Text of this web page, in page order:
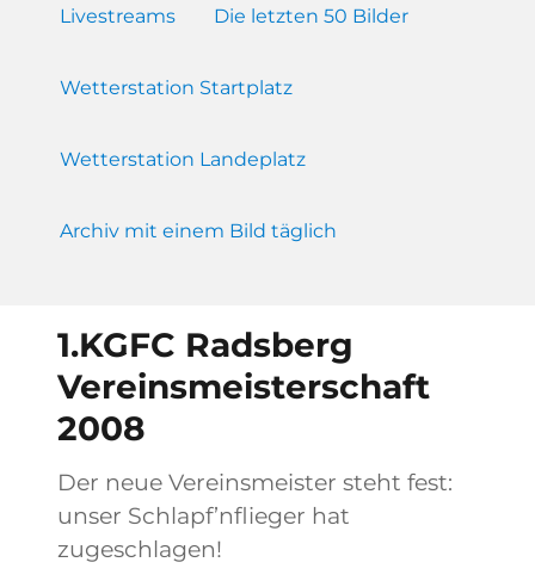
Livestreams Die letzten 50 Bilder
Wetterstation Startplatz
Wetterstation Landeplatz
Archiv mit einem Bild täglich
1.KGFC Radsberg
Vereinsmeisterschaft
2008
Der neue Vereinsmeister steht fest:
unser Schlapf’nflieger hat
zugeschlagen!